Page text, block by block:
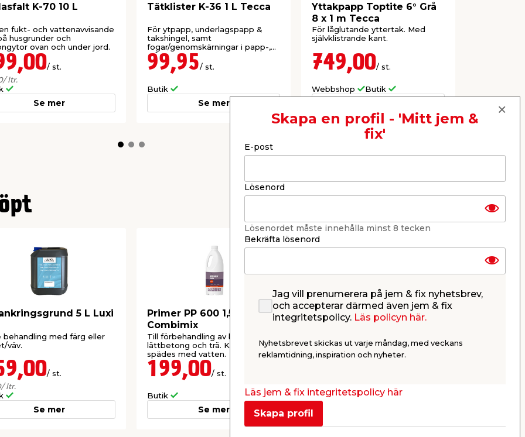
K-70 10 L
fukt- och vattenavvisande
husgrunder och
ovan och under jord.
/ st.
/ ltr.
Se mer
Tätklister K-36 1 L Tecca
För ytpapp, underlagspapp &
takshingel, samt
fogar/genomskärningar i papp-,
plåt- & tegeltak.
99,95/ st.
Butik
Se mer
Yttakpapp Toptite 6° Grå
8 x 1 m Tecca
För låglutande yttertak. Med
självklistrande kant.
749,00/ st.
Webbshop Butik
5 L Luxi
behandling med färg eller
väv.
/ st.
/ ltr.
Se mer
Primer PP 600 1,5 L
Combimix
Till förbehandling av betong,
lättbetong och trä. Koncentrat,
spädes med vatten.
199,00/ st.
Butik
Se mer
Grundfärg Silikat 5 L
Murfix
tegel.
Butik
Skapa en profil - 'Mitt jem &
fix'
E-post
Lösenord
Lösenordet måste innehålla minst 8 tecken
Bekräfta lösenord
Jag vill prenumerera på jem & fix nyhetsbrev,
och accepterar därmed även jem & fix
integritetspolicy. Läs policyn här.
Nyhetsbrevet skickas ut varje måndag, med veckans
reklamtidning, inspiration och nyheter.
Läs jem & fix integritetspolicy här
Skapa profil